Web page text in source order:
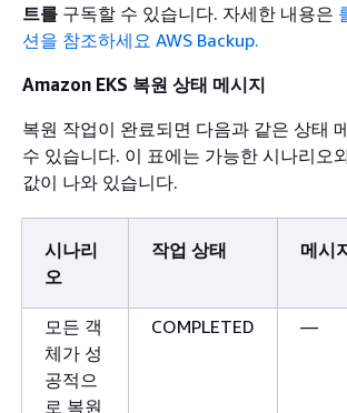
트를 구독할 수 있습니다. 자세한 내용은
션을 참조하세요 AWS Backup.
Amazon EKS 복원 상태 메시지
복원 작업이 완료되면 다음과 같은 상태
수 있습니다. 이 표에는 가능한 시나리오
값이 나와 있습니다.
시나리
오
작업 상태 메시
모든 객
체가 성
공적으
로 복원
COMPLETED —